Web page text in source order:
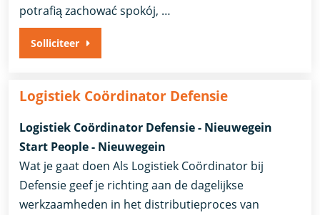
potrafią zachować spokój, …
Solliciteer
Logistiek Coördinator Defensie
Logistiek Coördinator Defensie - Nieuwegein
Start People - Nieuwegein
Wat je gaat doen Als Logistiek Coördinator bij
Defensie geef je richting aan de dagelijkse
werkzaamheden in het distributieproces van